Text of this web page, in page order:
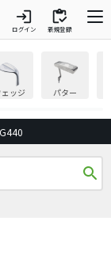
login
ログイン
inventory
新規登録
ェッジ パター
search